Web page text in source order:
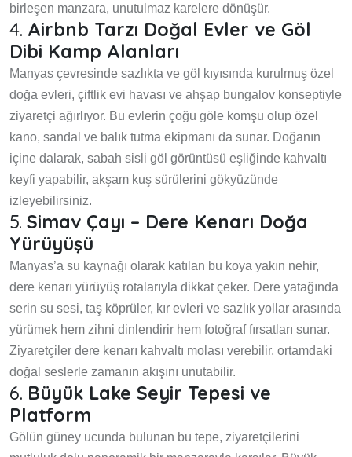
birleşen manzara, unutulmaz karelere dönüşür.
4. Airbnb Tarzı Doğal Evler ve Göl
Dibi Kamp Alanları
Manyas çevresinde sazlıkta ve göl kıyısında kurulmuş özel
doğa evleri, çiftlik evi havası ve ahşap bungalov konseptiyle
ziyaretçi ağırlıyor. Bu evlerin çoğu göle komşu olup özel
kano, sandal ve balık tutma ekipmanı da sunar. Doğanın
içine dalarak, sabah sisli göl görüntüsü eşliğinde kahvaltı
keyfi yapabilir, akşam kuş sürülerini gökyüzünde
izleyebilirsiniz.
5. Simav Çayı – Dere Kenarı Doğa
Yürüyüşü
Manyas’a su kaynağı olarak katılan bu koya yakın nehir,
dere kenarı yürüyüş rotalarıyla dikkat çeker. Dere yatağında
serin su sesi, taş köprüler, kır evleri ve sazlık yollar arasında
yürümek hem zihni dinlendirir hem fotoğraf fırsatları sunar.
Ziyaretçiler dere kenarı kahvaltı molası verebilir, ortamdaki
doğal seslerle zamanın akışını unutabilir.
6. Büyük Lake Seyir Tepesi ve
Platform
Gölün güney ucunda bulunan bu tepe, ziyaretçilerini